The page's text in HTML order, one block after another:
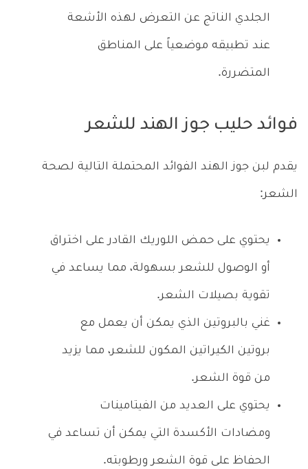
الجلدي الناتج عن التعرض لهذه الأشعة
عند تطبيقه موضعياً على المناطق
المتضررة.
فوائد حليب جوز الهند للشعر
يقدم لبن جوز الهند الفوائد المحتملة التالية لصحة
الشعر:
يحتوي على حمض اللوريك القادر على اختراق
أو الوصول للشعر بسهولة، مما يساعد في
تقوية بصيلات الشعر.
غني بالبروتين الذي يمكن أن يعمل مع
بروتين الكيراتين المكون للشعر، مما يزيد
من قوة الشعر.
يحتوي على العديد من الفيتامينات
ومضادات الأكسدة التي يمكن أن تساعد في
الحفاظ على قوة الشعر ورطوبته.